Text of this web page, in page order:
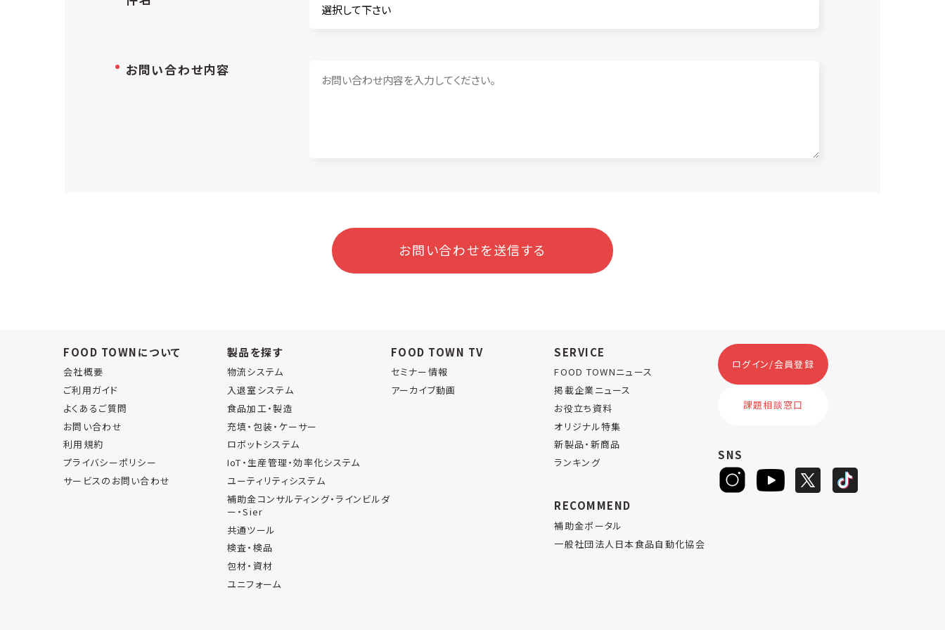
お問い合わせ内容
お問い合わせを送信する
FOOD TOWNについて
会社概要
ご利用ガイド
よくあるご質問
お問い合わせ
利用規約
プライバシーポリシー
サービスのお問い合わせ
製品を探す
物流システム
入退室システム
食品加工・製造
充填・包装・ケーサー
ロボットシステム
IoT・生産管理・効率化システム
ユーティリティシステム
補助金コンサルティング・ラインビルダ
ー・Sier
共通ツール
検査・検品
包材・資材
ユニフォーム
FOOD TOWN TV
セミナー情報
アーカイブ動画
SERVICE
FOOD TOWNニュース
掲載企業ニュース
お役立ち資料
オリジナル特集
新製品・新商品
ランキング
RECOMMEND
補助金ポータル
一般社団法人日本食品自動化協会
ログイン/会員登録
課題相談窓口
SNS